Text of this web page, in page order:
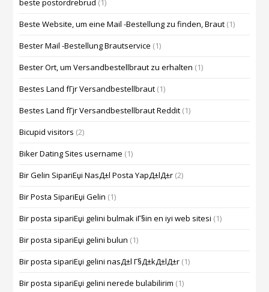
beste postordrebrud (1)
Beste Website, um eine Mail -Bestellung zu finden, Braut (1)
Bester Mail -Bestellung Brautservice (1)
Bester Ort, um Versandbestellbraut zu erhalten (1)
Bestes Land fГјr Versandbestellbraut (1)
Bestes Land fГјr Versandbestellbraut Reddit (1)
Bicupid visitors (2)
Biker Dating Sites username (1)
Bir Gelin SipariЕџi NasД±l Posta YapД±lД±r (2)
Bir Posta SipariЕџi Gelin (1)
Bir posta sipariЕџi gelini bulmak iГ§in en iyi web sitesi (1)
Bir posta sipariЕџi gelini bulun (1)
Bir posta sipariЕџi gelini nasД±l Г§Д±kД±lД±r (1)
Bir posta sipariЕџi gelini nerede bulabilirim (1)